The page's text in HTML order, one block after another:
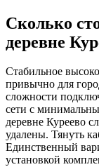
Сколько
деревне
Стабильное
привычно для
сложности
сети с
деревне Куреево
удалены. Тянуть
Единственный
установкой